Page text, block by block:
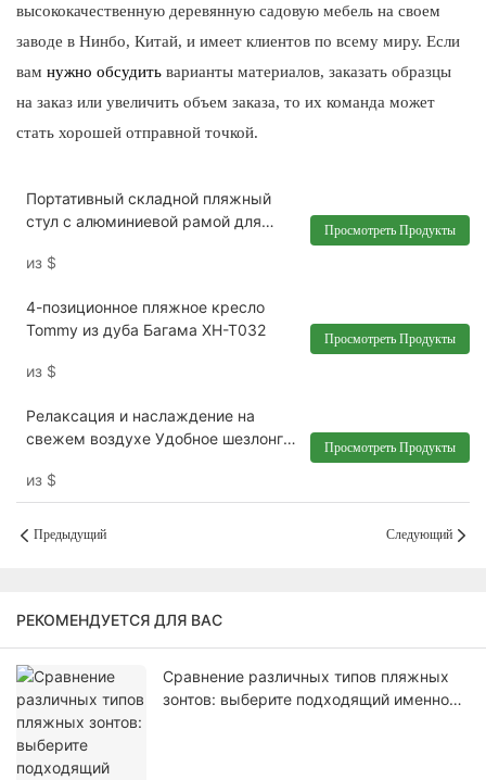
высококачественную деревянную садовую мебель на своем
заводе в Нинбо, Китай, и имеет клиентов по всему миру. Если
вам нужно обсудить варианты материалов, заказать образцы
на заказ или увеличить объем заказа, то их команда может
стать хорошей отправной точкой.
Портативный складной пляжный
стул с алюминиевой рамой для
T038
из $
Просмотреть Продукты
4-позиционное пляжное кресло
Tommy из дуба Багама XH-T032
из $
Просмотреть Продукты
Релаксация и наслаждение на
свежем воздухе Удобное шезлонг
из $
Просмотреть Продукты
Предыдущий Следующий
РЕКОМЕНДУЕТСЯ ДЛЯ ВАС
Сравнение различных типов пляжных
зонтов: выберите подходящий именно